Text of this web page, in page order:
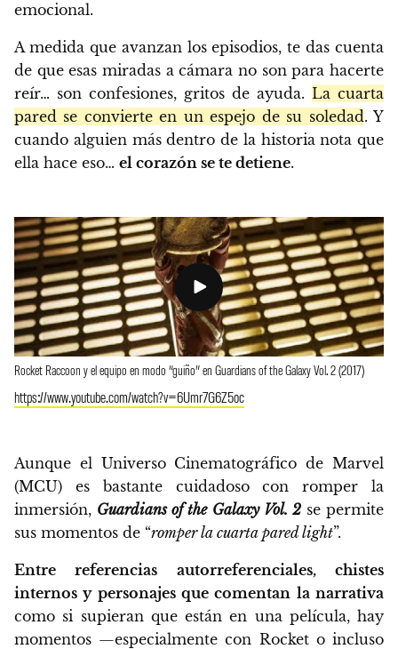
emocional.
A medida que avanzan los episodios, te das cuenta
de que esas miradas a cámara no son para hacerte
reír… son confesiones, gritos de ayuda. La cuarta
pared se convierte en un espejo de su soledad. Y
cuando alguien más dentro de la historia nota que
ella hace eso… el corazón se te detiene.
Rocket Raccoon y el equipo en modo “guiño” en Guardians of the Galaxy Vol. 2 (2017)
https://www.youtube.com/watch?v=6Umr7G6Z5oc
Aunque el Universo Cinematográfico de Marvel
(MCU) es bastante cuidadoso con romper la
inmersión, Guardians of the Galaxy Vol. 2se permite
sus momentos de “romper la cuarta pared light”.
Entre referencias autorreferenciales, chistes
internos y personajes que comentan la narrativa
como si supieran que están en una película, hay
momentos —especialmente con Rocket o incluso